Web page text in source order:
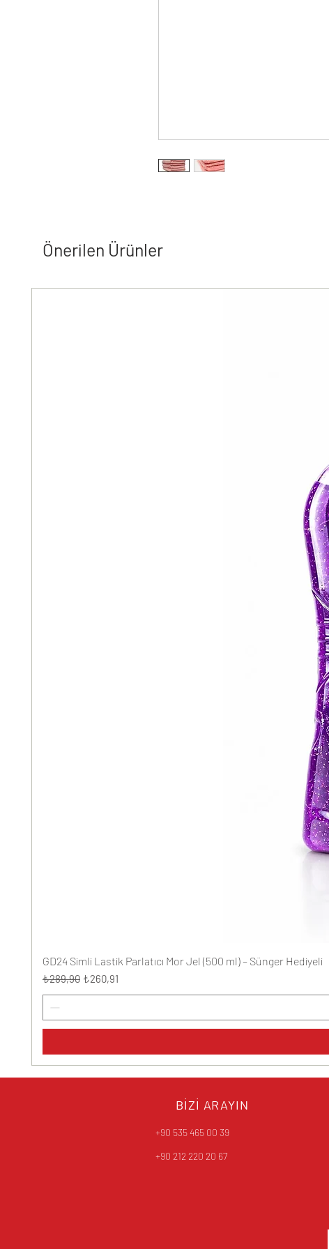
Önerilen Ürünler
GD24 Simli Lastik Parlatıcı Mor Jel (500 ml) – Sünger Hediyeli
Normal Fiyat
₺289,90 İndirimli Fiyat
₺260,91
BİZİ ARAYIN
+90 535 465 00 39
+90 212 220 20 67